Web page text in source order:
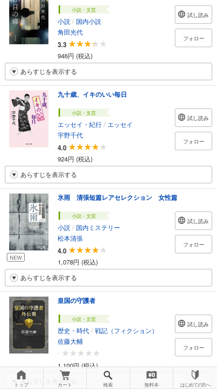
小説・文芸
小説 / 国内小説
角田光代
3.3
946円 (税込)
試し読み
フォロー
あらすじを表示する
九十歳、イキのいい毎日
小説・文芸
エッセイ・紀行 / エッセイ
宇野千代
4.0
924円 (税込)
試し読み
フォロー
あらすじを表示する
NEW
氷雨 清張短篇レアセレクション 女性篇
小説・文芸
小説 / 国内ミステリー
松本清張
4.0
1,078円 (税込)
試し読み
フォロー
あらすじを表示する
皇国の守護者
小説・文芸
歴史・時代 / 戦記（フィクション）
佐藤大輔
-
1,100円 (税込)
試し読み
フォロー
あらすじを表示する
トップ カート 検索 無料本 はじめての方へ